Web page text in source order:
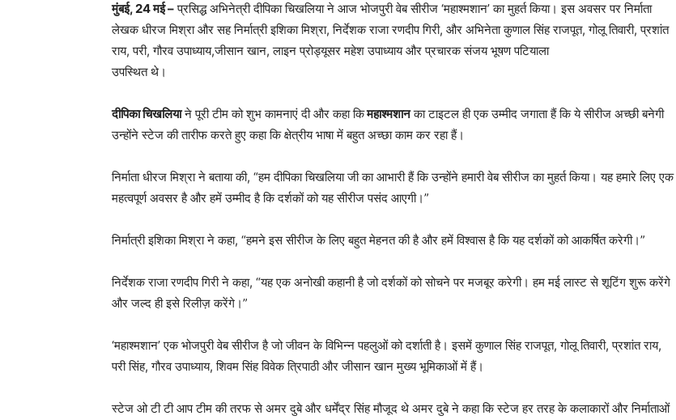
मुंबई, 24 मई –प्रसिद्ध अभिनेत्री दीपिका चिखलिया ने आज भोजपुरी वेब सीरीज ‘महाश्मशान’ का मुहर्त किया। इस अवसर पर निर्माता
लेखक धीरज मिश्रा और सह निर्मात्री इशिका मिश्रा, निर्देशक राजा रणदीप गिरी, और अभिनेता कुणाल सिंह राजपूत, गोलू तिवारी, प्रशांत
राय, परी, गौरव उपाध्याय,जीसान खान, लाइन प्रोड्यूसर महेश उपाध्याय और प्रचारक संजय भूषण पटियाला
उपस्थित थे।
दीपिका चिखलियाने पूरी टीम को शुभ कामनाएं दी और कहा किमहाश्मशानका टाइटल ही एक उम्मीद जगाता हैं कि ये सीरीज अच्छी बनेगी
उन्होंने स्टेज की तारीफ करते हुए कहा कि क्षेत्रीय भाषा में बहुत अच्छा काम कर रहा हैं।
निर्माता धीरज मिश्रा ने बताया की, “हम दीपिका चिखलिया जी का आभारी हैं कि उन्होंने हमारी वेब सीरीज का मुहर्त किया। यह हमारे लिए एक
महत्वपूर्ण अवसर है और हमें उम्मीद है कि दर्शकों को यह सीरीज पसंद आएगी।”
निर्मात्री इशिका मिश्रा ने कहा, “हमने इस सीरीज के लिए बहुत मेहनत की है और हमें विश्वास है कि यह दर्शकों को आकर्षित करेगी।”
निर्देशक राजा रणदीप गिरी ने कहा, “यह एक अनोखी कहानी है जो दर्शकों को सोचने पर मजबूर करेगी। हम मई लास्ट से शूटिंग शुरू करेंगे
और जल्द ही इसे रिलीज़ करेंगे।”
‘महाश्मशान’ एक भोजपुरी वेब सीरीज है जो जीवन के विभिन्न पहलुओं को दर्शाती है। इसमें कुणाल सिंह राजपूत, गोलू तिवारी, प्रशांत राय,
परी सिंह, गौरव उपाध्याय, शिवम सिंह विवेक त्रिपाठी और जीसान खान मुख्य भूमिकाओं में हैं।
स्टेज ओ टी टी आप टीम की तरफ से अमर दुबे और धर्मेंद्र सिंह मौजूद थे अमर दुबे ने कहा कि स्टेज हर तरह के कलाकारों और निर्माताओं